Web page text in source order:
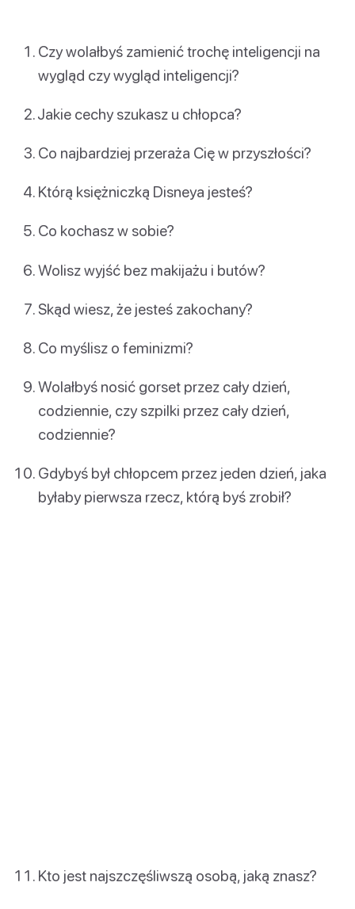
Czy wolałbyś zamienić trochę inteligencji na
wygląd czy wygląd inteligencji?
Jakie cechy szukasz u chłopca?
Co najbardziej przeraża Cię w przyszłości?
Którą księżniczką Disneya jesteś?
Co kochasz w sobie?
Wolisz wyjść bez makijażu i butów?
Skąd wiesz, że jesteś zakochany?
Co myślisz o feminizmi?
Wolałbyś nosić gorset przez cały dzień,
codziennie, czy szpilki przez cały dzień,
codziennie?
Gdybyś był chłopcem przez jeden dzień, jaka
byłaby pierwsza rzecz, którą byś zrobił?
Kto jest najszczęśliwszą osobą, jaką znasz?